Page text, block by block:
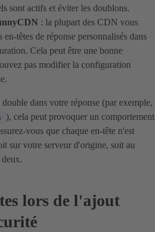
sont actifs et éviter les doublons.
: la plupart des CDN vous
en-têtes de réponse personnalisés dans
Cela peut être une bonne
pas modifier la configuration
dans votre réponse (par exemple,
), cela peut provoquer un comportement
vous que chaque en-tête n'est
sur votre serveur d'origine, soit au
lors de l'ajout